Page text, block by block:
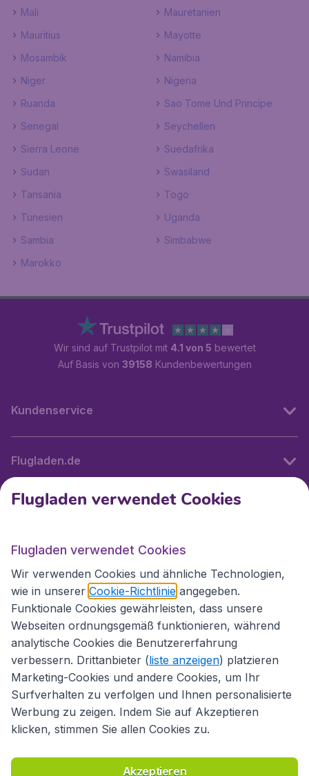
Mali
Mauretanien
Mauritius
Mayotte
Mosambik
Namibia
Niger
Nigeria
Ruanda
Sao Tome Und Principe
Senegal
Seychellen
Sierra Leone
Suedafrika
Sudan
Swasiland
Tansania
Togo
Tunesien
Uganda
Sambia
Simbabwe
Marokko
Wir sind auf Trustpilot mit 4.1 von 5 bewertet
Auf Basis von 39158 Kundenbewertungen
Kundenservice
Flugladen.de
Internationale Webseiten
Folgen Sie uns:
Richtlinien und Bedingungen
Haftungsausschluss
Flugladen verwendet Cookies
Flugladen verwendet Cookies
Wir verwenden Cookies und ähnliche Technologien,
wie in unserer Cookie-Richtlinie angegeben.
Funktionale Cookies gewährleisten, dass unsere
Webseiten ordnungsgemäß funktionieren, während
analytische Cookies die Benutzererfahrung
verbessern. Drittanbieter (liste anzeigen) platzieren
Marketing-Cookies und andere Cookies, um Ihr
Surfverhalten zu verfolgen und Ihnen personalisierte
Werbung zu zeigen. Indem Sie auf Akzeptieren
klicken, stimmen Sie allen Cookies zu.
Akzeptieren